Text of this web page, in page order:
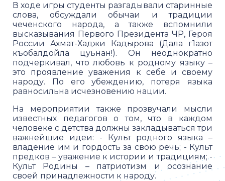
В ходе игры студенты разгадывали старинные
слова, обсуждали обычаи и традиции
чеченского народа, а также вспомнили
высказывания Первого Президента ЧР, Героя
России Ахмат-Хаджи Кадырова (Дала г1азот
къобалдойла цуьнан!). Он неоднократно
подчеркивал, что любовь к родному языку –
это проявление уважения к себе и своему
народу. По его убеждению, потеря языка
равносильна исчезновению нации.
На мероприятии также прозвучали мысли
известных педагогов о том, что в каждом
человеке с детства должны закладываться три
важнейшие идеи: - Культ родного языка –
владение им и гордость за свою речь; - Культ
предков – уважение к истории и традициям; -
Культ Родины – патриотизм и осознание
своей принадлежности к народу.